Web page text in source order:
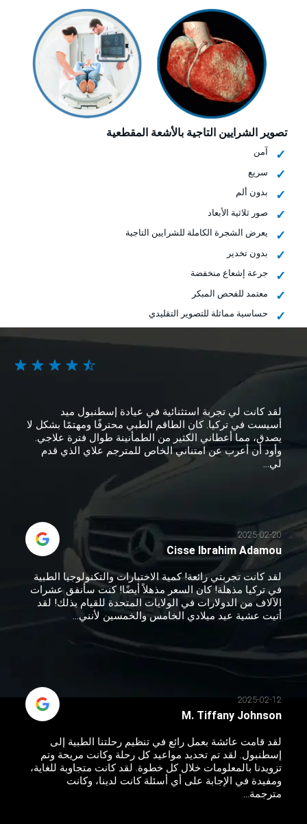
تصوير الشرايين التاجية بالأشعة المقطعية
آمن
سريع
بدون ألم
صور ثلاثية الأبعاد
يعرض الشجرة الكاملة للشرايين التاجية
بدون تخدير
جرعة إشعاع منخفضة
معتمد للفحص المبكر
حساسية مماثلة للتصوير التقليدي
لقد كانت لي تجربة استثنائية في عيادة إسطنبول ميد
أسيست في تركيا. كان الطاقم الطبي محترفًا ومهتمًا بشكل لا
يصدق، مما أعطاني الكثير من الطمأنينة طوال فترة علاجي.
وأود أن أعرب عن امتناني الخاص للمترجم علاي الذي قدم
لي...
2025-02-20
Cisse Ibrahim Adamou
لقد كانت تجربتي رائعة! كمية الاختبارات والتكنولوجيا الطبية
في تركيا مذهلة! كان السعر مذهلاً أيضًا! كنت سأنفق عشرات
الآلاف من الدولارات في الولايات المتحدة للقيام بذلك! لقد
أتيت عشية عيد ميلادي الخامس والخمسين لأنني...
2025-02-12
M. Tiffany Johnson
لقد قامت عائشة بعمل رائع في تنظيم رحلتنا الطبية إلى
إسطنبول. لقد تم تحديد مواعيد كل رحلة وكانت مريحة وتم
تزويدنا بالمعلومات خلال كل خطوة. لقد كانت متجاوبة للغاية،
ومفيدة في الإجابة على أي أسئلة كانت لدينا، وكانت
مترجمة...